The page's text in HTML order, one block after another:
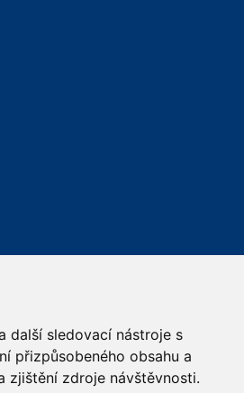
další sledovací nástroje s
přizpůsobeného obsahu a
zjištění zdroje návštěvnosti.